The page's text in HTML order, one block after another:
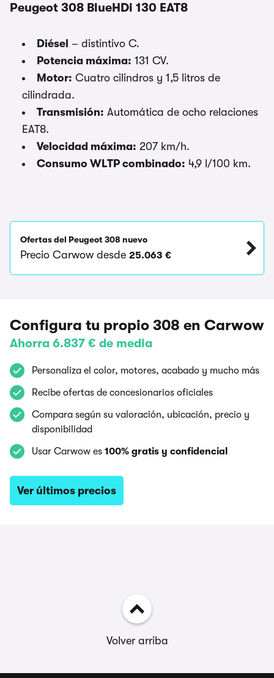
Peugeot 308 BlueHDi 130 EAT8
Diésel – distintivo C.
Potencia máxima: 131 CV.
Motor: Cuatro cilindros y 1,5 litros de
cilindrada.
Transmisión: Automática de ocho relaciones
EAT8.
Velocidad máxima: 207 km/h.
Consumo WLTP combinado: 4,9 l/100 km.
Ofertas del Peugeot 308 nuevo
Precio Carwow desde 25.063 €
Configura tu propio 308 en Carwow
Ahorra 6.837 € de media
Personaliza el color, motores, acabado y mucho más
Recibe ofertas de concesionarios oficiales
Compara según su valoración, ubicación, precio y
disponibilidad
Usar Carwow es 100% gratis y confidencial
Ver últimos precios
Volver arriba